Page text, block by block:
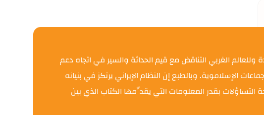
الغربي التناقض مع قيم الحداثة والسير في اتجاه دعم
الإسلاموية. وبالطبع إن النظام الإيراني يرتكز في بنيانه
التساؤلات بقدر المعلومات التي يقدِّمها الكتاب الذي بين